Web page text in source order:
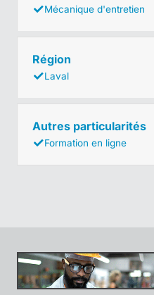
Mécanique d'entretien
Région
Laval
Autres particularités
Formation en ligne